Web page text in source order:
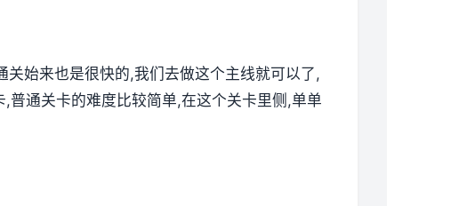
始来也是很快的,我们去做这个主线就可以了,
普通关卡的难度比较简单,在这个关卡里侧,单单